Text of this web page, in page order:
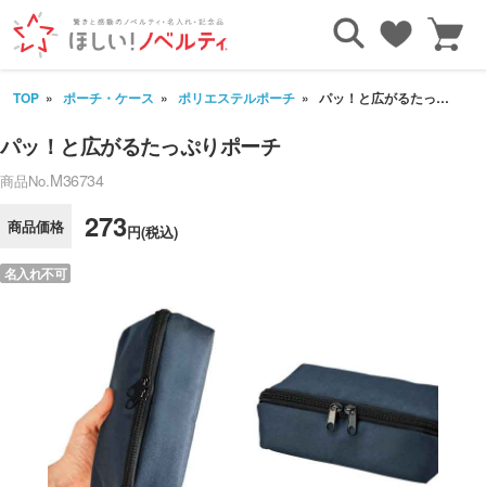
TOP ポーチ・ケース ポリエステルポーチ パッ！と広がるたっぷりポーチ
パッ！と広がるたっぷりポーチ
商品No.M36734
商品価格 273円(税込)
名入れ不可